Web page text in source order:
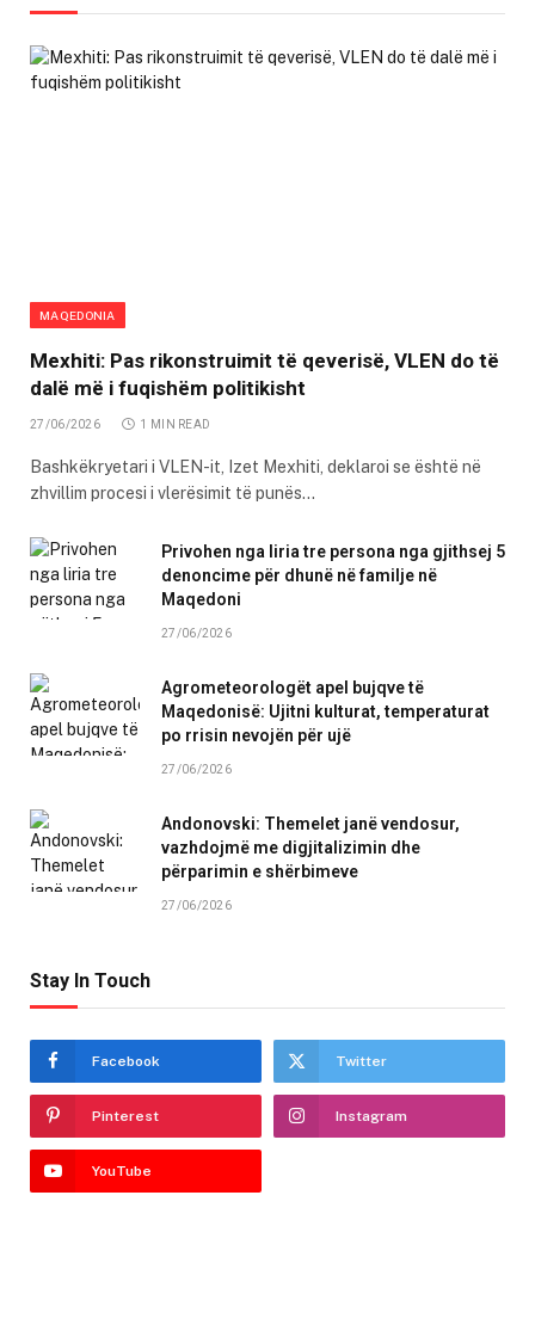
MAQEDONIA
Mexhiti: Pas rikonstruimit të qeverisë, VLEN do të
dalë më i fuqishëm politikisht
27/06/2026 1 MIN READ
Bashkëkryetari i VLEN-it, Izet Mexhiti, deklaroi se është në
zhvillim procesi i vlerësimit të punës…
Privohen nga liria tre persona nga gjithsej 5
denoncime për dhunë në familje në
Maqedoni
27/06/2026
Agrometeorologët apel bujqve të
Maqedonisë: Ujitni kulturat, temperaturat
po rrisin nevojën për ujë
27/06/2026
Andonovski: Themelet janë vendosur,
vazhdojmë me digjitalizimin dhe
përparimin e shërbimeve
27/06/2026
Stay In Touch
Facebook Twitter
Pinterest Instagram
YouTube